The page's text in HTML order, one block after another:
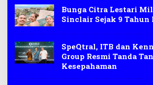
Bunga Citra Lestari
Sinclair Sejak 9 Tahun
SpeQtral, ITB dan
Group Resmi Tanda
Kesepahaman